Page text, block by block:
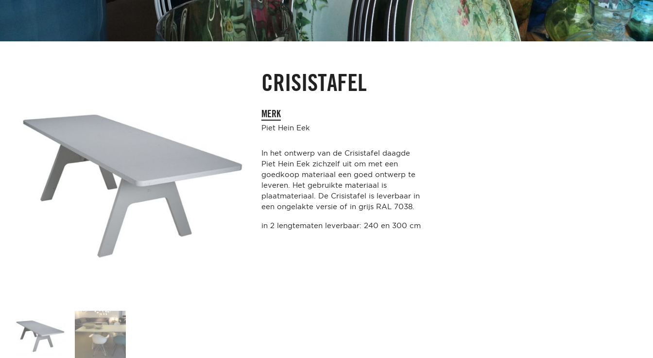
CRISISTAFEL
MERK
Piet Hein Eek
In het ontwerp van de Crisistafel daagde
Piet Hein Eek zichzelf uit om met een
goedkoop materiaal een goed ontwerp te
leveren. Het gebruikte materiaal is
plaatmateriaal. De Crisistafel is leverbaar in
een ongelakte versie of in grijs RAL 7038.
in 2 lengtematen leverbaar: 240 en 300 cm